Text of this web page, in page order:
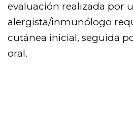
evaluación realizada por
alergista/inmunólogo
cutánea inicial, seguida
oral.